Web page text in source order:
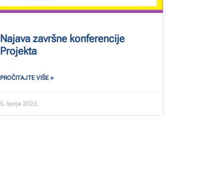
Najava završne konferencije
Projekta
PROČITAJTE VIŠE »
5. lipnja 2023.